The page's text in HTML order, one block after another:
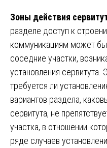
Зоны действия
разделе доступ к
коммуникациям может
соседние участки,
установления сервитута.
требуется ли
вариантов раздела,
сервитута, не
участка, в отношении
ряде случаев